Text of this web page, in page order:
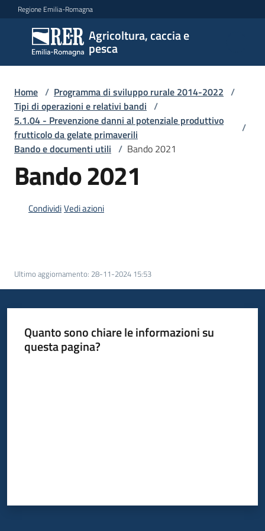
Vai al contenuto
Vai alla navigazione
Vai al footer
Regione Emilia-Romagna
Agricoltura, caccia e
pesca
Agricoltura,
caccia e
pesca
Argomenti
Novità
Servizi
bandi
Piani
progetti
su
Home / Programma di sviluppo rurale 2014-2022 /
Tipi di operazioni e relativi bandi /
5.1.04 - Prevenzione danni al potenziale produttivo
frutticolo da gelate primaverili
/
Bando e documenti utili / Bando 2021
Bando 2021
CondividiVedi azioni
Ultimo aggiornamento: 28-11-2024 15:53
Quanto sono chiare le informazioni su
questa pagina?